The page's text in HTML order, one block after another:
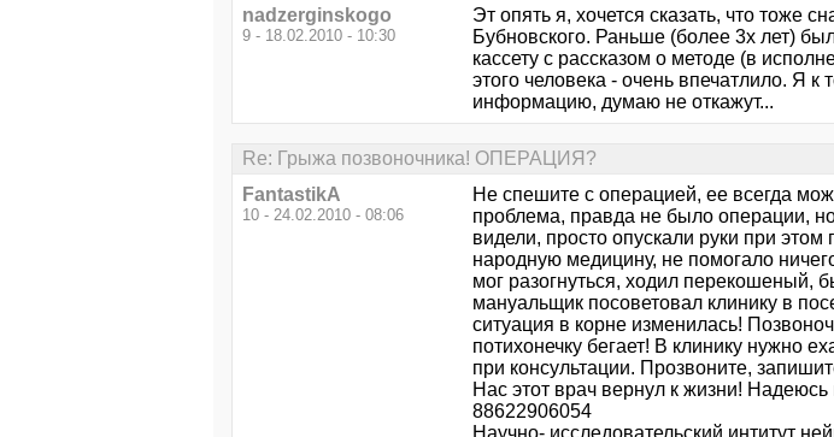
nadzerginskogo
9 - 18.02.2010 - 10:30
Эт опять я, хочется сказать, что тоже
Бубновского. Раньше (более 3х лет)
кассету с рассказом о методе (в
этого человека - очень впечатлило. Я к
информацию, думаю не откажут...
Re: Грыжа позвоночника! ОПЕРАЦИЯ?
FantastikA
10 - 24.02.2010 - 08:06
Не спешите с операцией, ее всегда
проблема, правда не было операции,
видели, просто опускали руки при
народную медицину, не помогало
мог разогнуться, ходил перекошеный,
мануальщик посоветовал клинику в
ситуация в корне изменилась!
потихонечку бегает! В клинику нужно
при консультации. Прозвоните,
Нас этот врач вернул к жизни!
88622906054
Научно- исследовательский интитут